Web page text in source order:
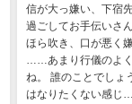
信が大っ嫌い、下宿
過ごしてお手伝いさ
ほら吹き、口が悪く
……あまり行儀のよ
ね。 誰のことでしょ
はなりたくない感じ